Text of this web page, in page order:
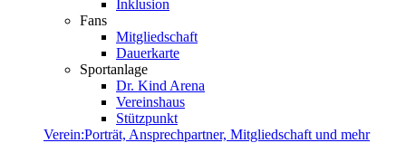
Inklusion
Fans
Mitgliedschaft
Dauerkarte
Sportanlage
Dr. Kind Arena
Vereinshaus
Stützpunkt
Verein:Porträt, Ansprechpartner, Mitgliedschaft und mehr